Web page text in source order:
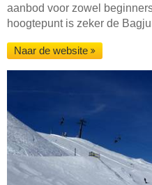
aanbod voor zowel
hoogtepunt is zeker de
Naar de website